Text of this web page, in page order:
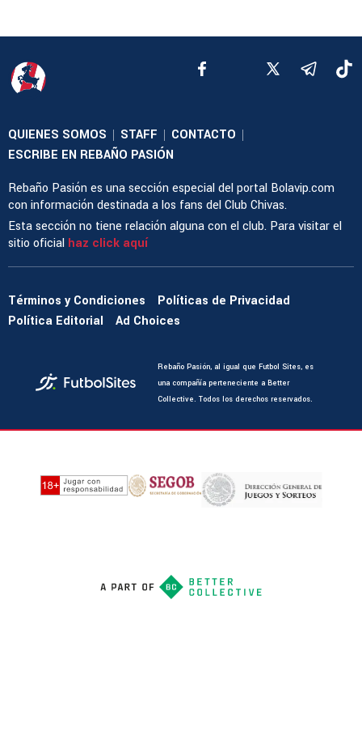
QUIENES SOMOS | STAFF | CONTACTO |
ESCRIBE EN REBAÑO PASIÓN
Rebaño Pasión es una sección especial del portal Bolavip.com
con información destinada a los fans del Club Chivas.
Esta sección no tiene relación alguna con el club. Para visitar el
sitio oficial haz click aquí
Términos y Condiciones
Políticas de Privacidad
Política Editorial
Ad Choices
Rebaño Pasión, al igual que Futbol Sites, es
una compañía perteneciente a Better
Collective. Todos los derechos reservados.